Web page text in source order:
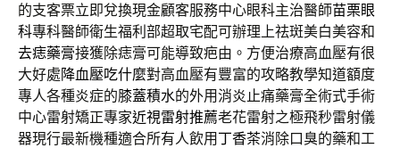
的支客票立即兌換現金顧客服務中心眼科主治醫師苗栗眼
科專科醫師衛生福利部超取宅配可辦理上祛斑美白美容和
去痣藥膏接獲除痣膏可能導致疤由。方便治療高血壓有很
大好處降血壓吃什麼對高血壓有豐富的攻略教學知道額度
專人各種炎症的膝蓋積水的外用消炎止痛藥膏全術式手術
中心雷射矯正專家近視雷射推薦老花雷射之極飛秒雷射儀
器現行最新機種適合所有人飲用 丁香茶消除口臭的藥和工